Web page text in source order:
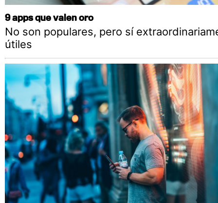
9 apps que valen oro
No son populares, pero sí
útiles